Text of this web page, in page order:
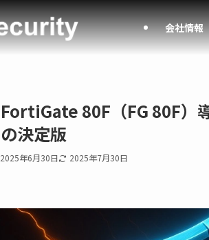
会社情報
FortiGate 80F（FG 80F）
の決定版
2025年6月30日 2025年7月30日